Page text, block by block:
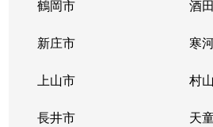
鶴岡市 酒
新庄市 寒
上山市 村
長井市 天